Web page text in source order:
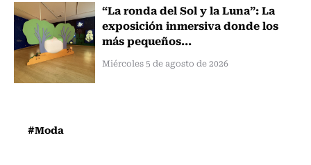
“La ronda del Sol y la Luna”: La
exposición inmersiva donde los
más pequeños...
Miércoles 5 de agosto de 2026
#Moda